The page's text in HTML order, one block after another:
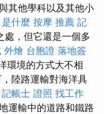
其他學科以及其他小
什麼 按摩 推薦 記
處，但它還是一個多
外燴 台胞證 落地簽
環境的方式大不相
陸路運輸對海洋具
記帳士 證照 找工作
運輸中的道路和鐵路